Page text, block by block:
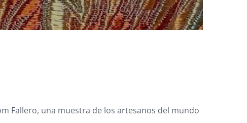
Fallero, una muestra de los artesanos del mundo